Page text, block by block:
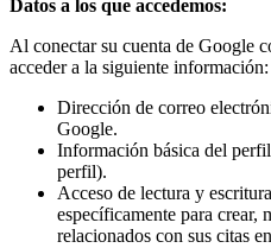
Datos a los que accedemos:
Al conectar su cuenta de Google
acceder a la siguiente información:
Dirección de correo
Google.
Información básica del
perfil).
Acceso de lectura y
específicamente para
relacionados con sus citas